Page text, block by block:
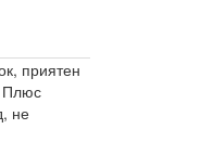
приятен
Плюс
не